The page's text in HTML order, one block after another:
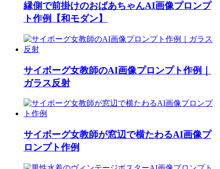
縁側で前掛けのおばあちゃんAI画像プロンプ
ト作例【和モダン】
サイボーグ女教師のAI画像プロンプト作例｜
ガラス反射
サイボーグ女教師が窓辺で横たわるAI画像プ
ロンプト作例